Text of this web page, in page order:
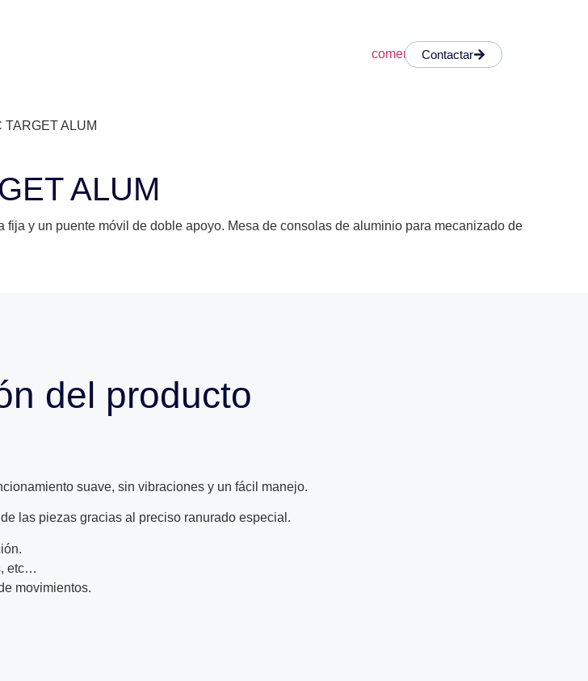
Contactar
ALUM
ALUM
fija y un puente móvil de doble apoyo. Mesa de consolas de aluminio para mecanizado de
del producto
suave, sin vibraciones y un fácil manejo.
las piezas gracias al preciso ranurado especial.
etc…
movimientos.